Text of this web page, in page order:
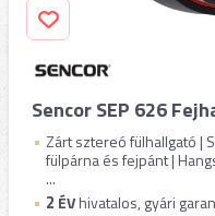
Sencor SEP 626
Zárt sztereó fülhallgató |
fülpárna és fejpánt |
...
2 ÉVhivatalos, gyári